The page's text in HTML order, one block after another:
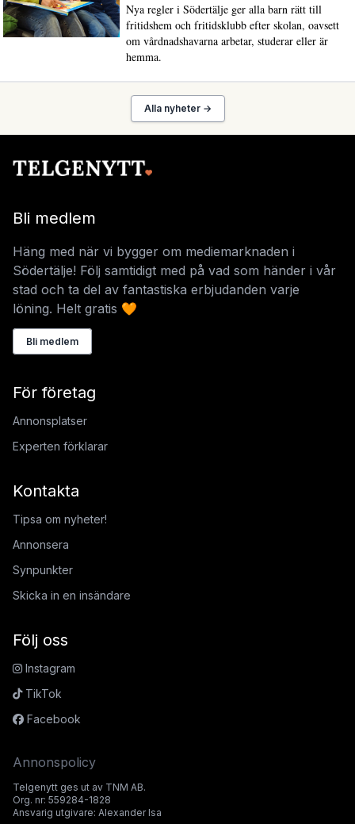
Nya regler i Södertälje ger alla barn rätt till
fritidshem och fritidsklubb efter skolan, oavsett
om vårdnadshavarna arbetar, studerar eller är
hemma.
Alla nyheter →
Bli medlem
Häng med när vi bygger om mediemarknaden i
Södertälje! Följ samtidigt med på vad som händer i vår
stad och ta del av fantastiska erbjudanden varje
löning. Helt gratis 🧡
Bli medlem
För företag
Annonsplatser
Experten förklarar
Kontakta
Tipsa om nyheter!
Annonsera
Synpunkter
Skicka in en insändare
Följ oss
Instagram
TikTok
Facebook
Annonspolicy
Telgenytt ges ut av TNM AB.
Org. nr: 559284-1828
Ansvarig utgivare: Alexander Isa